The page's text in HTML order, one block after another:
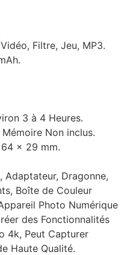
Filtre, Jeu, MP3.
3 à 4 Heures.
Non inclus.
x 29 mm.
Adaptateur, Dragonne,
Boîte de Couleur
Photo Numérique
des Fonctionnalités
4k, Peut Capturer
Haute Qualité.